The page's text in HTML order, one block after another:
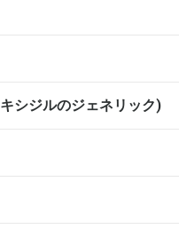
シジルのジェネリック)